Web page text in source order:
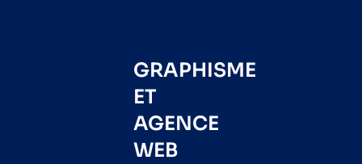
GRAPHISME
ET
AGENCE
WEB